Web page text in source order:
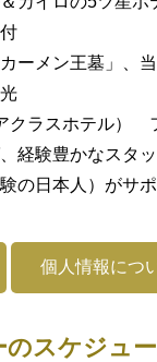
ーメン王墓」、当
クラスホテル）
験豊かなスタ
の日本人）がサ
個人情報につ
スケジュー